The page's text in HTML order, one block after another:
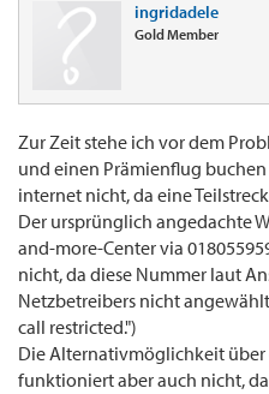
ingridadele
Gold Member
Zur Zeit stehe ich vor dem
und einen Prämienflug
internet nicht, da eine
Der ursprünglich angedachte
and-more-Center via
nicht, da diese Nummer laut
Netzbetreibers nicht
call restricted.")
Die Alternativmöglichkeit
funktioniert aber auch nicht,